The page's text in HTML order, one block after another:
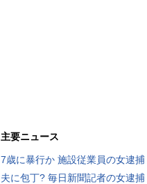
主要ニュース
7歳に暴行か 施設従業員の女逮捕
夫に包丁? 毎日新聞記者の女逮捕